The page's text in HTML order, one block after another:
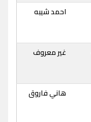
احمد شيبه
غير معروف
هاني فاروق